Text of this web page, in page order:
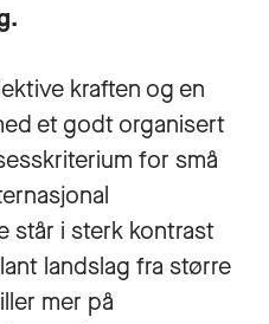
kraften og en
et godt organisert
for små
står i sterk kontrast
landslag fra større
mer på